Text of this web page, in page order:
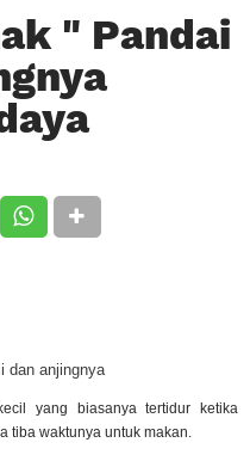
" Pandai
dan anjingnya
yang biasanya tertidur ketika
tiba waktunya untuk makan.